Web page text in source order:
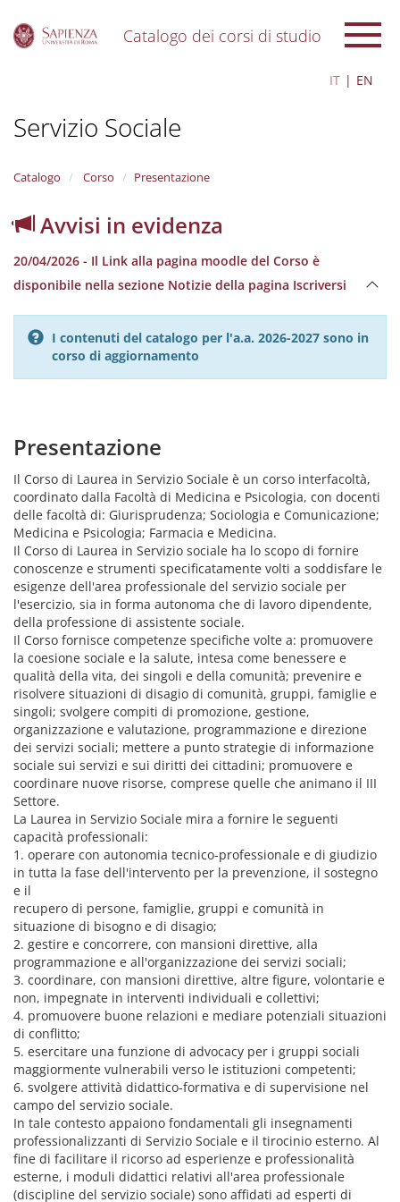
Catalogo dei corsi di studio
IT EN
Servizio Sociale
Catalogo Corso Presentazione
Avvisi in evidenza
20/04/2026 - Il Link alla pagina moodle del Corso è
disponibile nella sezione Notizie della pagina Iscriversi
I contenuti del catalogo per l'a.a. 2026-2027 sono in
corso di aggiornamento
Presentazione
Il Corso di Laurea in Servizio Sociale è un corso interfacoltà,
coordinato dalla Facoltà di Medicina e Psicologia, con docenti
delle facoltà di: Giurisprudenza; Sociologia e Comunicazione;
Medicina e Psicologia; Farmacia e Medicina.
Il Corso di Laurea in Servizio sociale ha lo scopo di fornire
conoscenze e strumenti specificatamente volti a soddisfare le
esigenze dell'area professionale del servizio sociale per
l'esercizio, sia in forma autonoma che di lavoro dipendente,
della professione di assistente sociale.
Il Corso fornisce competenze specifiche volte a: promuovere
la coesione sociale e la salute, intesa come benessere e
qualità della vita, dei singoli e della comunità; prevenire e
risolvere situazioni di disagio di comunità, gruppi, famiglie e
singoli; svolgere compiti di promozione, gestione,
organizzazione e valutazione, programmazione e direzione
dei servizi sociali; mettere a punto strategie di informazione
sociale sui servizi e sui diritti dei cittadini; promuovere e
coordinare nuove risorse, comprese quelle che animano il III
Settore.
La Laurea in Servizio Sociale mira a fornire le seguenti
capacità professionali:
1. operare con autonomia tecnico-professionale e di giudizio
in tutta la fase dell'intervento per la prevenzione, il sostegno
e il
recupero di persone, famiglie, gruppi e comunità in
situazione di bisogno e di disagio;
2. gestire e concorrere, con mansioni direttive, alla
programmazione e all'organizzazione dei servizi sociali;
3. coordinare, con mansioni direttive, altre figure, volontarie e
non, impegnate in interventi individuali e collettivi;
4. promuovere buone relazioni e mediare potenziali situazioni
di conflitto;
5. esercitare una funzione di advocacy per i gruppi sociali
maggiormente vulnerabili verso le istituzioni competenti;
6. svolgere attività didattico-formativa e di supervisione nel
campo del servizio sociale.
In tale contesto appaiono fondamentali gli insegnamenti
professionalizzanti di Servizio Sociale e il tirocinio esterno. Al
fine di facilitare il ricorso ad esperienze e professionalità
esterne, i moduli didattici relativi all'area professionale
(discipline del servizio sociale) sono affidati ad esperti di